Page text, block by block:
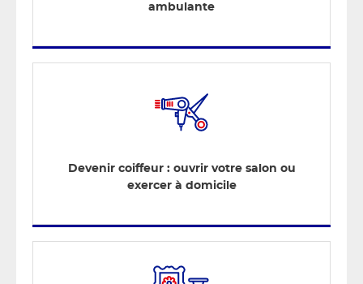
ambulante
Devenir coiffeur : ouvrir votre salon ou
exercer à domicile